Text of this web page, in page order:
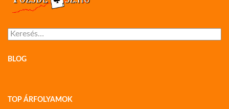
Keresés:
BLOG
TOP ÁRFOLYAMOK